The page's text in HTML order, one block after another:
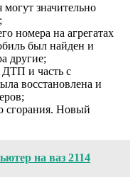
могут значительно
номера на агрегатах
был найден и
другие;
ДТП и часть с
восстановлена ​​и
сгорания. Новый
на ваз 2114